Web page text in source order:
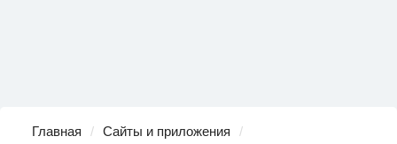
Главная
Сайты и приложения